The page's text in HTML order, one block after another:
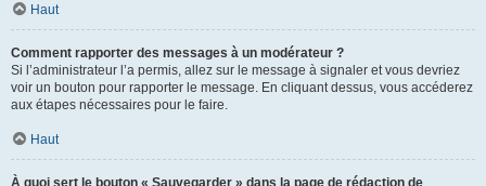
Haut
Comment rapporter des messages à un modérateur ?
Si l’administrateur l’a permis, allez sur le message à signaler et vous devriez
voir un bouton pour rapporter le message. En cliquant dessus, vous accéderez
aux étapes nécessaires pour le faire.
Haut
À quoi sert le bouton « Sauvegarder » dans la page de rédaction de